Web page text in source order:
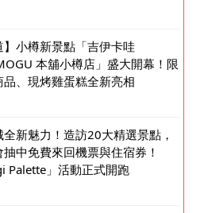
】小樽新景點「吉伊卡哇
本舖小樽店」盛大開幕！限
品、現烤雞蛋糕全新亮相
新魅力！造訪20大精選景點，
中免費來回機票與住宿券！
Palette」活動正式開跑